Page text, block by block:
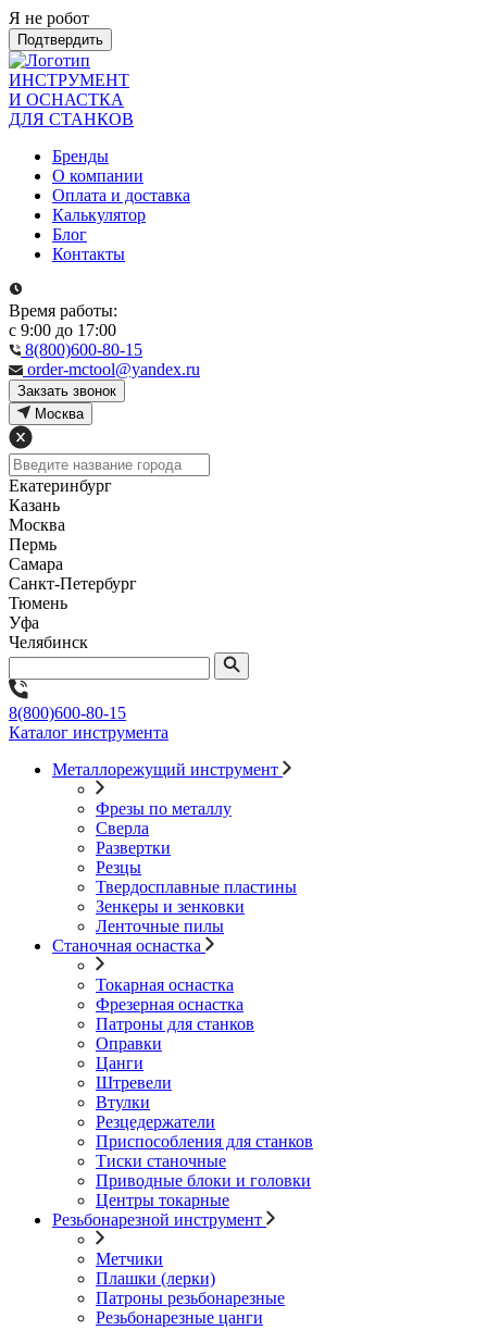
Я не робот
Подтвердить
ИНСТРУМЕНТ
И ОСНАСТКА
ДЛЯ СТАНКОВ
Бренды
О компании
Оплата и доставка
Калькулятор
Блог
Контакты
Время работы:
с 9:00 до 17:00
8(800)600-80-15
order-mctool@yandex.ru
Закзать звонок
Москва
Екатеринбург
Казань
Москва
Пермь
Самара
Санкт-Петербург
Тюмень
Уфа
Челябинск
8(800)600-80-15
Каталог инструмента
Металлорежущий инструмент
Фрезы по металлу
Сверла
Развертки
Резцы
Твердосплавные пластины
Зенкеры и зенковки
Ленточные пилы
Станочная оснастка
Токарная оснастка
Фрезерная оснастка
Патроны для станков
Оправки
Цанги
Штревели
Втулки
Резцедержатели
Приспособления для станков
Тиски станочные
Приводные блоки и головки
Центры токарные
Резьбонарезной инструмент
Метчики
Плашки (лерки)
Патроны резьбонарезные
Резьбонарезные цанги